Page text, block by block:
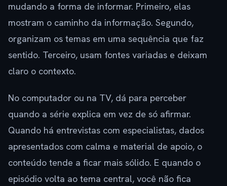
mudando a forma de informar. Primeiro, elas
mostram o caminho da informação. Segundo,
organizam os temas em uma sequência que faz
sentido. Terceiro, usam fontes variadas e deixam
claro o contexto.
No computador ou na TV, dá para perceber
quando a série explica em vez de só afirmar.
Quando há entrevistas com especialistas, dados
apresentados com calma e material de apoio, o
conteúdo tende a ficar mais sólido. E quando o
episódio volta ao tema central, você não fica